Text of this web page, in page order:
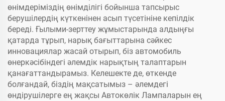
өнімдеріміздің өнімділігі бойынша тапсырыс
берушілердің күткенінен асып түсетініне кепілдік
береді. Ғылыми-зерттеу жұмыстарында алдыңғы
қатарда тұрып, нарық бағыттарына сәйкес
инновациялар жасай отырып, біз автомобиль
өнеркәсібіндегі әлемдік нарықтың талаптарын
қанағаттандырамыз. Келешекте де, өткенде
болғандай, біздің мақсатымыз – әлемдегі
өндірушілерге ең жақсы Автокөлік Лампаларын ең